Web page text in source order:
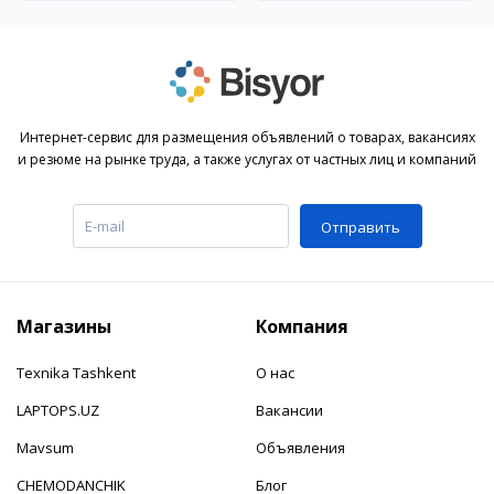
Интернет-сервис для размещения объявлений о товарах, вакансиях
и резюме на рынке труда, а также услугах от частных лиц и компаний
Отправить
Магазины
Texnika Tashkent
LAPTOPS.UZ
Mavsum
CHEMODANCHIK
Компания
О нас
Вакансии
Объявления
Блог